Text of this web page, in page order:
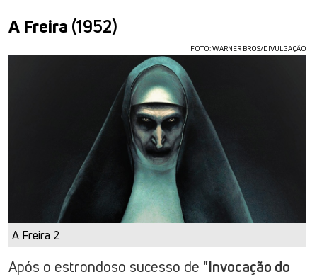
A Freira (1952)
FOTO: WARNER BROS/DIVULGAÇÃO
A Freira 2
Após o estrondoso sucesso de "Invocação do